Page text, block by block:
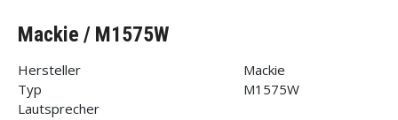
Mackie / M1575W
Hersteller
Mackie
Typ
M1575W
Lautsprecher